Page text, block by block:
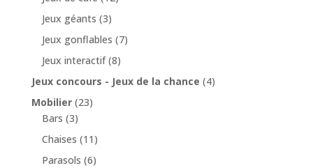
Jeux géants (3)
Jeux gonflables (7)
Jeux interactif (8)
Jeux concours - Jeux de la chance (4)
Mobilier (23)
Bars (3)
Chaises (11)
Parasols (6)